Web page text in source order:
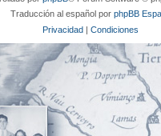
Traducción al español por phpBB
Privacidad | Condiciones